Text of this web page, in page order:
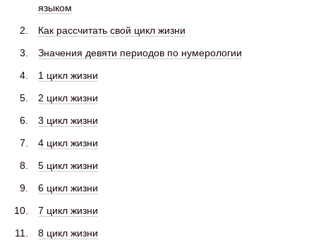
языком
Как рассчитать свой цикл жизни
Значения девяти периодов по нумерологии
1 цикл жизни
2 цикл жизни
3 цикл жизни
4 цикл жизни
5 цикл жизни
6 цикл жизни
7 цикл жизни
8 цикл жизни